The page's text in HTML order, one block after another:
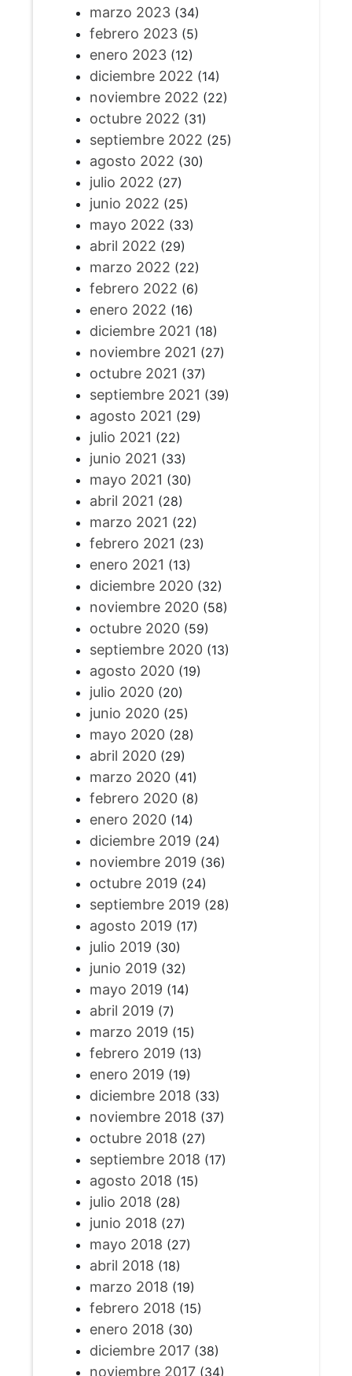
marzo 2023(34)
febrero 2023(5)
enero 2023(12)
diciembre 2022 (14)
noviembre 2022 (22)
octubre 2022 (31)
septiembre 2022 (25)
agosto 2022 (30)
julio 2022 (27)
junio 2022 (25)
mayo 2022 (33)
abril 2022 (29)
marzo 2022 (22)
febrero 2022 (6)
enero 2022 (16)
diciembre 2021 (18)
noviembre 2021 (27)
octubre 2021 (37)
septiembre 2021 (39)
agosto 2021 (29)
julio 2021 (22)
junio 2021 (33)
mayo 2021 (30)
abril 2021 (28)
marzo 2021 (22)
febrero 2021 (23)
enero 2021 (13)
diciembre 2020(32)
noviembre 2020(58)
octubre 2020(59)
septiembre 2020(13)
agosto 2020(19)
julio 2020(20)
junio 2020(25)
mayo 2020(28)
abril 2020(29)
marzo 2020(41)
febrero 2020(8)
enero 2020(14)
diciembre 2019 (24)
noviembre 2019 (36)
octubre 2019 (24)
septiembre 2019 (28)
agosto 2019 (17)
julio 2019 (30)
junio 2019 (32)
mayo 2019 (14)
abril 2019 (7)
marzo 2019 (15)
febrero 2019 (13)
enero 2019 (19)
diciembre 2018 (33)
noviembre 2018 (37)
octubre 2018 (27)
septiembre 2018 (17)
agosto 2018 (15)
julio 2018 (28)
junio 2018 (27)
mayo 2018 (27)
abril 2018 (18)
marzo 2018 (19)
febrero 2018 (15)
enero 2018 (30)
diciembre 2017(38)
noviembre 2017(34)